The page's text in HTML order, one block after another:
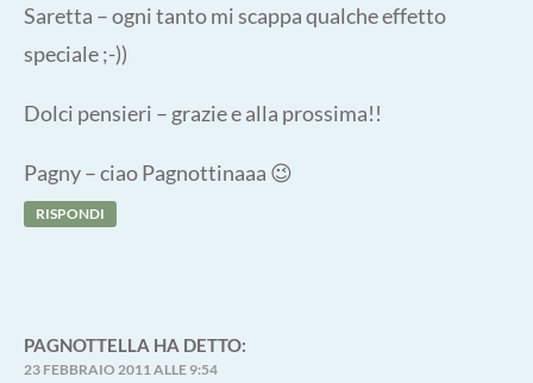
Saretta – ogni tanto mi scappa qualche effetto
speciale ;-))
Dolci pensieri – grazie e alla prossima!!
Pagny – ciao Pagnottinaaa 😉
RISPONDI
PAGNOTTELLA HA DETTO:
23 FEBBRAIO 2011 ALLE 9:54